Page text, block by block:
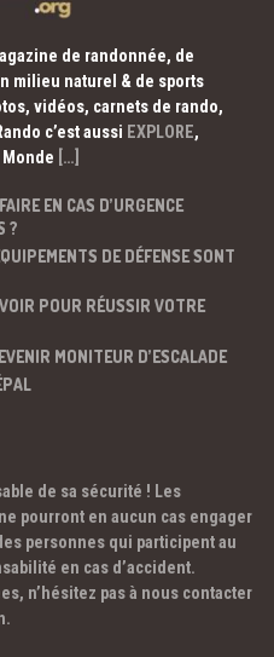
de randonnée, de
milieu naturel & de sports
vidéos, carnets de rando,
c’est aussi EXPLORE,
[…]
EN CAS D’URGENCE
?
DE DÉFENSE SONT
POUR RÉUSSIR VOTRE
MONITEUR D’ESCALADE
de sa sécurité ! Les
pourront en aucun cas engager
personnes qui participent au
en cas d’accident.
n’hésitez pas à nous contacter